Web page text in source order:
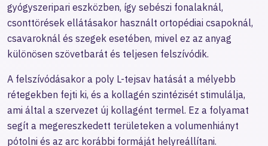
gyógyszeripari eszközben, így sebészi fonalaknál,
csonttörések ellátásakor használt ortopédiai csapoknál,
csavaroknál és szegek esetében, mivel ez az anyag
különösen szövetbarát és teljesen felszívódik.
A felszívódásakor a poly L-tejsav hatását a mélyebb
rétegekben fejti ki, és a kollagén szintézisét stimulálja,
ami által a szervezet új kollagént termel. Ez a folyamat
segít a megereszkedett területeken a volumenhiányt
pótolni és az arc korábbi formáját helyreállítani.